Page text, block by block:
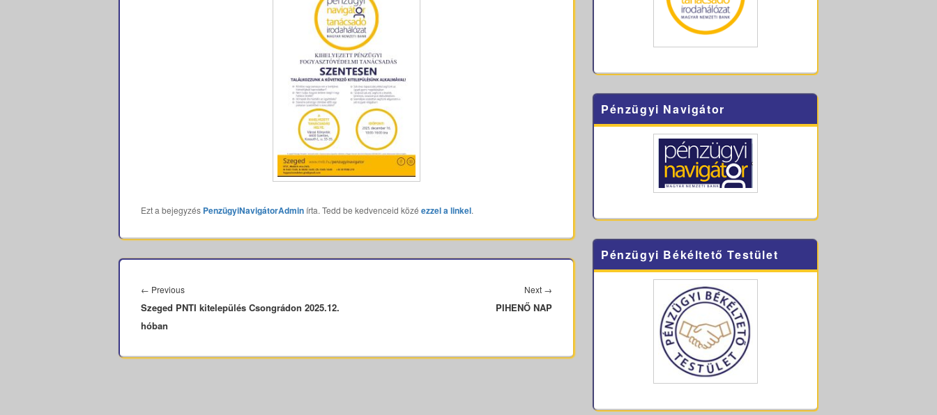
Ezt a bejegyzés PenzügyiNavigátorAdmin írta. Tedd be kedvenceid közé ezzel a linkel.
navigáció
← PreviousPrevious
post:
Szeged PNTI kitelepülés Csongrádon 2025.12.
hóban
Next →
post:
PIHENŐ NAP
Pénzügyi Navigátor
Pénzügyi Békéltető Testület